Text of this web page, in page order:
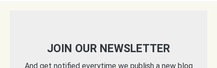
JOIN OUR NEWSLETTER
And get notified everytime we publish a new blog